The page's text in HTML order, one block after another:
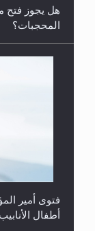
هل يجوز فتح
المحجبات؟
فتوى أمير
أطفال